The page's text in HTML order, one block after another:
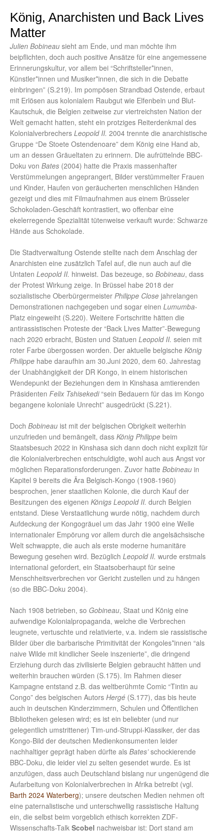
König, Anarchisten und Back Lives
Matter
Julien Bobineau sieht am Ende, und man möchte ihm
beipflichten, doch auch positive Ansätze für eine angemessene
Erinnerungskultur, vor allem bei “Schriftsteller*innen,
Künstler*innen und Musiker*innen, die sich in die Debatte
einbringen” (S.219). Im pompösen Strandbad Ostende, erbaut
mit Erlösen aus kolonialem Raubgut wie Elfenbein und Blut-
Kautschuk, die Belgien zeitweise zur viertreichsten Nation der
Welt gemacht hatten, steht ein protziges Reiterdenkmal des
Kolonialverbrechers Leopold II. 2004 trennte die anarchistische
Gruppe “De Stoete Ostendenoare” dem König eine Hand ab,
um an dessen Gräueltaten zu erinnern. Die aufrüttelnde BBC-
Doku von Bates (2004) hatte die Praxis massenhafter
Verstümmelungen angeprangert, Bilder verstümmelter Frauen
und Kinder, Haufen von geräucherten menschlichen Händen
gezeigt und dies mit Filmaufnahmen aus einem Brüsseler
Schokoladen-Geschäft kontrastiert, wo offenbar eine
ekelerregende Spezialität tütenweise verkauft wurde: Schwarze
Hände aus Schokolade.
Die Stadtverwaltung Ostende stellte nach dem Anschlag der
Anarchisten eine zusätzlich Tafel auf, die nun auch auf die
Untaten Leopold II. hinweist. Das bezeuge, so Bobineau, dass
der Protest Wirkung zeige. In Brüssel habe 2018 der
sozialistische Oberbürgermeister Philippe Close jahrelangen
Demonstrationen nachgegeben und sogar einen Lumumba-
Platz eingeweiht (S.220). Weitere Fortschritte hätten die
antirassistischen Proteste der “Back Lives Matter”-Bewegung
nach 2020 erbracht, Büsten und Statuen Leopold II. seien mit
roter Farbe übergossen worden. Der aktuelle belgische König
Philippe habe daraufhin am 30.Juni 2020, dem 60. Jahrestag
der Unabhängigkeit der DR Kongo, in einem historischen
Wendepunkt der Beziehungen dem in Kinshasa amtierenden
Präsidenten Felix Tshisekedi“sein Bedauern für das im Kongo
begangene koloniale Unrecht” ausgedrückt (S.221).
Doch Bobineau ist mit der belgischen Obrigkeit weiterhin
unzufrieden und bemängelt, dass König Philippe beim
Staatsbesuch 2022 in Kinshasa sich dann doch nicht explizit für
die Kolonialverbrechen entschuldigte, wohl auch aus Angst vor
möglichen Reparationsforderungen. Zuvor hatte Bobineau in
Kapitel 9 bereits die Ära Belgisch-Kongo (1908-1960)
besprochen, jener staatlichen Kolonie, die durch Kauf der
Besitzungen des eigenen Königs Leopold II. durch Belgien
entstand. Diese Verstaatlichung wurde nötig, nachdem durch
Aufdeckung der Kongogräuel um das Jahr 1900 eine Welle
internationaler Empörung vor allem durch die angelsächsische
Welt schwappte, die auch als erste moderne humanitäre
Bewegung gesehen wird. Bezüglich Leopold II. wurde erstmals
international gefordert, ein Staatsoberhaupt für seine
Menschheitsverbrechen vor Gericht zustellen und zu hängen
(so die BBC-Doku 2004).
Nach 1908 betrieben, so Gobineau, Staat und König eine
aufwendige Kolonialpropaganda, welche die Verbrechen
leugnete, vertuschte und relativierte, v.a. indem sie rassistische
Bilder über die barbarische Primitivität der Kongoles*innen “als
naive Wilde mit kindlicher Seele inszenierte”, die dringend
Erziehung durch das zivilisierte Belgien gebraucht hätten und
weiterhin brauchen würden (S.175). Im Rahmen dieser
Kampagne entstand z.B. das weltberühmte Comic “Tintin au
Congo” des belgischen Autors Hergé (S.177), das bis heute
auch in deutschen Kinderzimmern, Schulen und Öffentlichen
Bibliotheken gelesen wird; es ist ein beliebter (und nur
gelegentlich umstrittener) Tim-und-Struppi-Klassiker, der das
Kongo-Bild der deutschen Medienkonsumenten leider
nachhaltiger geprägt haben dürfte als Bates’schockierende
BBC-Doku, die leider viel zu selten gesendet wurde. Es ist
anzufügen, dass auch Deutschland bislang nur ungenügend die
Aufarbeitung von Kolonialverbrechen in Afrika betreibt (vgl.
Barth 2024 Waterberg); unsere deutschen Medien nehmen oft
eine paternalistische und unterschwellig rassistische Haltung
ein, die selbst beim vorgeblich ethisch korrekten ZDF-
Wissenschafts-Talk Scobel nachweisbar ist: Dort stand am